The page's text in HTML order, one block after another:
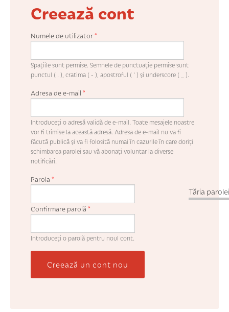
Creează cont
Numele de utilizator*
Spaţiile sunt permise. Semnele de punctuaţie permise sunt
punctul ( . ), cratima ( - ), apostroful ( ' ) şi underscore ( _ ).
Adresa de e-mail *
Introduceţi o adresă validă de e-mail. Toate mesajele noastre
vor fi trimise la această adresă. Adresa de e-mail nu va fi
făcută publică şi va fi folosită numai în cazurile în care doriţi
schimbarea parolei sau vă abonaţi voluntar la diverse
notificări.
Tăria
Parola *
Confirmare parolă *
Introduceţi o parolă pentru noul cont.
Creează un cont nou